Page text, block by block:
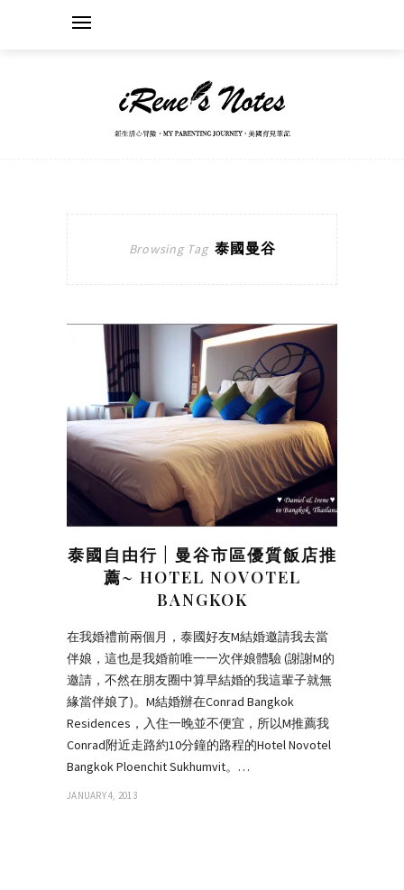
Browsing Tag 泰國曼谷
泰國自由行 | 曼谷市區優質飯店推
薦~ HOTEL NOVOTEL
BANGKOK
在我婚禮前兩個月，泰國好友M結婚邀請我去當
伴娘，這也是我婚前唯一一次伴娘體驗 (謝謝M的
邀請，不然在朋友圈中算早結婚的我這輩子就無
緣當伴娘了)。M結婚辦在Conrad Bangkok
Residences，入住一晚並不便宜，所以M推薦我
Conrad附近走路約10分鐘的路程的Hotel Novotel
Bangkok Ploenchit Sukhumvit。…
JANUARY 4, 2013